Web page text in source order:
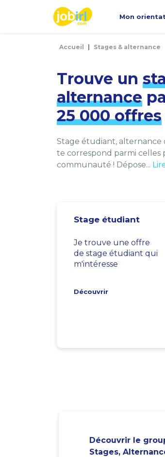
Mon
Accueil Stages & alternance
Trouve un
alternance
25 000 offres
Stage étudiant, alternance
te correspond parmi celles
communauté ! Dépose...
Stage étudiant
Je trouve une offre
de stage étudiant qui
m'intéresse
Découvrir
Découvrir le
Stages,
Panneau de gestion des cookies